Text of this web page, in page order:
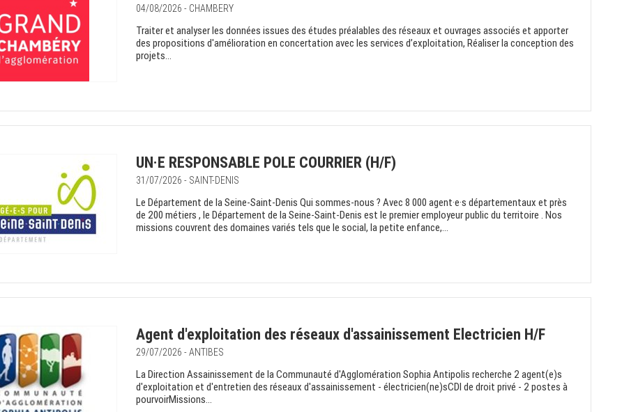
04/08/2026 - CHAMBERY
Traiter et analyser les données issues des études préalables des réseaux et ouvrages associés et apporter
des propositions d'amélioration en concertation avec les services d’exploitation, Réaliser la conception des
projets...
UN·E RESPONSABLE POLE COURRIER (H/F)
31/07/2026 - SAINT-DENIS
Le Département de la Seine-Saint-Denis Qui sommes-nous ? Avec 8 000 agent·e·s départementaux et près
de 200 métiers , le Département de la Seine-Saint-Denis est le premier employeur public du territoire . Nos
missions couvrent des domaines variés tels que le social, la petite enfance,...
Agent d'exploitation des réseaux d'assainissement Electricien H/F
29/07/2026 - ANTIBES
La Direction Assainissement de la Communauté d'Agglomération Sophia Antipolis recherche 2 agent(e)s
d'exploitation et d'entretien des réseaux d'assainissement - électricien(ne)sCDI de droit privé - 2 postes à
pourvoirMissions...